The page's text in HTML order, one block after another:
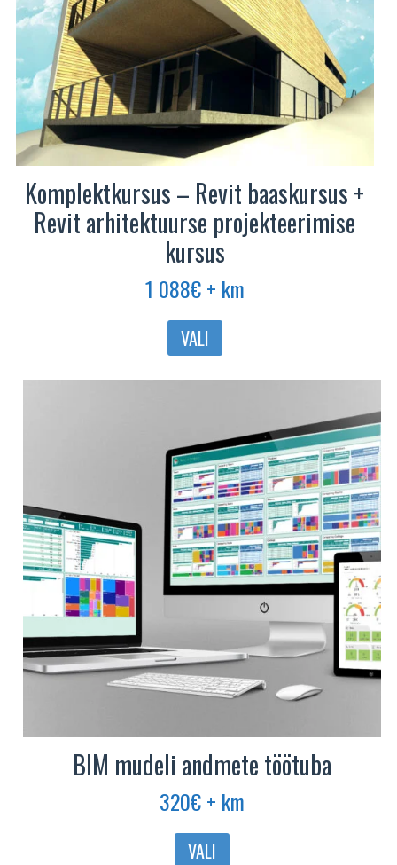
Komplektkursus – Revit baaskursus +
Revit arhitektuurse projekteerimise
kursus
1 088€+ km
VALI
BIM mudeli andmete töötuba
320€+ km
VALI
Sellel